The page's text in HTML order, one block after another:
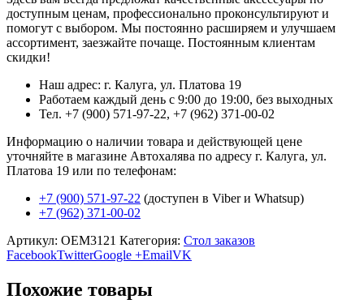
доступным ценам, профессионально проконсультируют и
помогут с выбором. Мы постоянно расширяем и улучшаем
ассортимент, заезжайте почаще. Постоянным клиентам
скидки!
Наш адрес: г. Калуга, ул. Платова 19
Работаем каждый день с 9:00 до 19:00, без выходных
Тел. +7 (900) 571-97-22, +7 (962) 371-00-02
Информацию о наличии товара и действующей цене
уточняйте в магазине Автохалява по адресу г. Калуга, ул.
Платова 19 или по телефонам:
+7 (900) 571-97-22 (доступен в Viber и Whatsup)
+7 (962) 371-00-02
Артикул: OEM3121 Категория: Стол заказов
FacebookTwitterGoogle +EmailVK
Похожие товары